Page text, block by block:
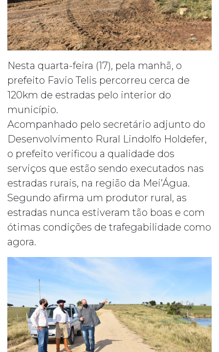
Nesta quarta-feira (17), pela manhã, o
prefeito Favio Telis percorreu cerca de
120km de estradas pelo interior do
município.
Acompanhado pelo secretário adjunto do
Desenvolvimento Rural Lindolfo Holdefer,
o prefeito verificou a qualidade dos
serviços que estão sendo executados nas
estradas rurais, na região da Mei’Água.
Segundo afirma um produtor rural, as
estradas nunca estiveram tão boas e com
ótimas condições de trafegabilidade como
agora.